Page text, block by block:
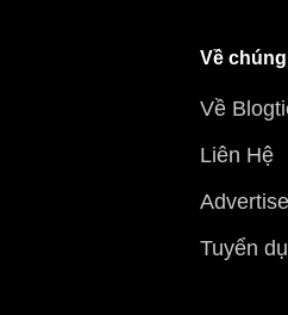
Về
Về
Liên Hệ
Advertise
Tuyển